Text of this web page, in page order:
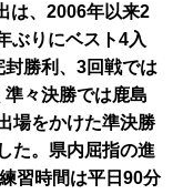
は、2006年以来2
ぶりにベスト4入
勝利、3回戦では
々決勝では鹿島
場をかけた準決勝
た。県内屈指の進
習時間は平日90分